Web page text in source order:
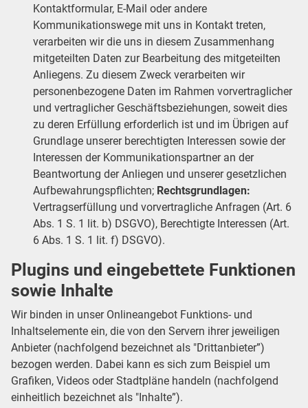
Kontaktformular, E-Mail oder andere
Kommunikationswege mit uns in Kontakt treten,
verarbeiten wir die uns in diesem Zusammenhang
mitgeteilten Daten zur Bearbeitung des mitgeteilten
Anliegens. Zu diesem Zweck verarbeiten wir
personenbezogene Daten im Rahmen vorvertraglicher
und vertraglicher Geschäftsbeziehungen, soweit dies
zu deren Erfüllung erforderlich ist und im Übrigen auf
Grundlage unserer berechtigten Interessen sowie der
Interessen der Kommunikationspartner an der
Beantwortung der Anliegen und unserer gesetzlichen
Aufbewahrungspflichten; Rechtsgrundlagen:
Vertragserfüllung und vorvertragliche Anfragen (Art. 6
Abs. 1 S. 1 lit. b) DSGVO), Berechtigte Interessen (Art.
6 Abs. 1 S. 1 lit. f) DSGVO).
Plugins und eingebettete Funktionen
sowie Inhalte
Wir binden in unser Onlineangebot Funktions- und
Inhaltselemente ein, die von den Servern ihrer jeweiligen
Anbieter (nachfolgend bezeichnet als "Drittanbieter”)
bezogen werden. Dabei kann es sich zum Beispiel um
Grafiken, Videos oder Stadtpläne handeln (nachfolgend
einheitlich bezeichnet als "Inhalte”).